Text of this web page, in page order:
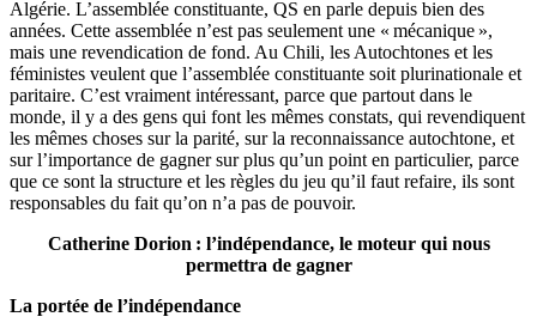
Algérie. L’assemblée constituante, QS en parle depuis bien des
années. Cette assemblée n’est pas seulement une « mécanique »,
mais une revendication de fond. Au Chili, les Autochtones et les
féministes veulent que l’assemblée constituante soit plurinationale et
paritaire. C’est vraiment intéressant, parce que partout dans le
monde, il y a des gens qui font les mêmes constats, qui revendiquent
les mêmes choses sur la parité, sur la reconnaissance autochtone, et
sur l’importance de gagner sur plus qu’un point en particulier, parce
que ce sont la structure et les règles du jeu qu’il faut refaire, ils sont
responsables du fait qu’on n’a pas de pouvoir.
Catherine Dorion : l’indépendance, le moteur qui nous
permettra de gagner
La portée de l’indépendance